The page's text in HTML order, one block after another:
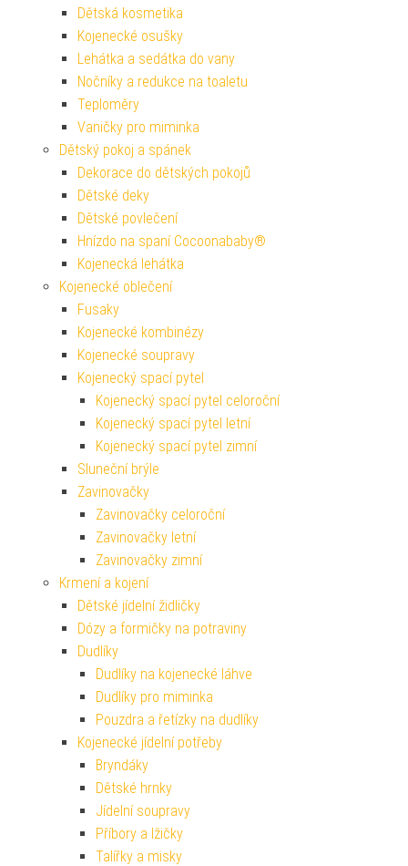
Dětská kosmetika
Kojenecké osušky
Lehátka a sedátka do vany
Nočníky a redukce na toaletu
Teploměry
Vaničky pro miminka
Dětský pokoj a spánek
Dekorace do dětských pokojů
Dětské deky
Dětské povlečení
Hnízdo na spaní Cocoonababy®
Kojenecká lehátka
Kojenecké oblečení
Fusaky
Kojenecké kombinézy
Kojenecké soupravy
Kojenecký spací pytel
Kojenecký spací pytel celoroční
Kojenecký spací pytel letní
Kojenecký spací pytel zimní
Sluneční brýle
Zavinovačky
Zavinovačky celoroční
Zavinovačky letní
Zavinovačky zimní
Krmení a kojení
Dětské jídelní židličky
Dózy a formičky na potraviny
Dudlíky
Dudlíky na kojenecké láhve
Dudlíky pro miminka
Pouzdra a řetízky na dudlíky
Kojenecké jídelní potřeby
Bryndáky
Dětské hrnky
Jídelní soupravy
Příbory a lžičky
Talířky a misky